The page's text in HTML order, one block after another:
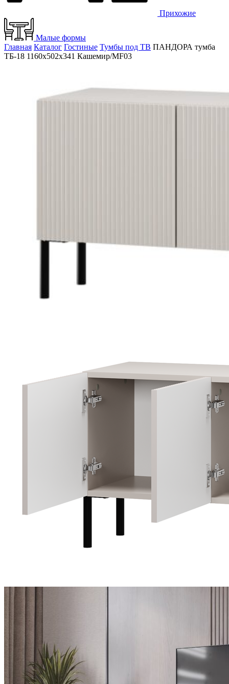
Прихожие
Малые формы
Главная Каталог Гостиные Тумбы под ТВ ПАНДОРА тумба
ТБ-18 1160х502х341 Кашемир/MF03